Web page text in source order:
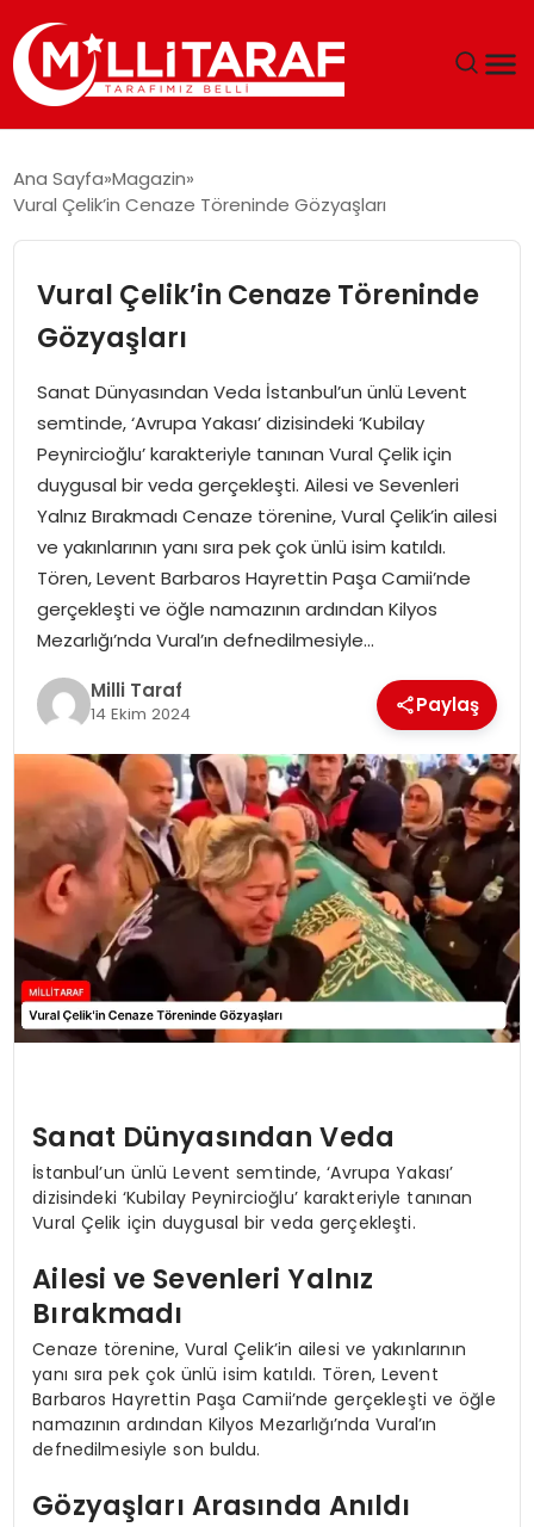
ÖZEL SAYFALAR
TEKNOLOJI
EKONOMI
SPOR
SIYASET
MAGAZIN
Ana Sayfa Magazin
Vural Çelik’in Cenaze Töreninde Gözyaşları
Vural Çelik’in Cenaze Töreninde
Gözyaşları
Sanat Dünyasından Veda İstanbul’un ünlü Levent
semtinde, ‘Avrupa Yakası’ dizisindeki ‘Kubilay
Peynircioğlu’ karakteriyle tanınan Vural Çelik için
duygusal bir veda gerçekleşti. Ailesi ve Sevenleri
Yalnız Bırakmadı Cenaze törenine, Vural Çelik’in ailesi
ve yakınlarının yanı sıra pek çok ünlü isim katıldı.
Tören, Levent Barbaros Hayrettin Paşa Camii’nde
gerçekleşti ve öğle namazının ardından Kilyos
Mezarlığı’nda Vural’ın defnedilmesiyle…
Milli Taraf
14 Ekim 2024 Paylaş
Sanat Dünyasından Veda
İstanbul’un ünlü Levent semtinde, ‘Avrupa Yakası’
dizisindeki ‘Kubilay Peynircioğlu’ karakteriyle tanınan
Vural Çelik için duygusal bir veda gerçekleşti.
Ailesi ve Sevenleri Yalnız
Bırakmadı
Cenaze törenine, Vural Çelik’in ailesi ve yakınlarının
yanı sıra pek çok ünlü isim katıldı. Tören, Levent
Barbaros Hayrettin Paşa Camii’nde gerçekleşti ve öğle
namazının ardından Kilyos Mezarlığı’nda Vural’ın
defnedilmesiyle son buldu.
Gözyaşları Arasında Anıldı